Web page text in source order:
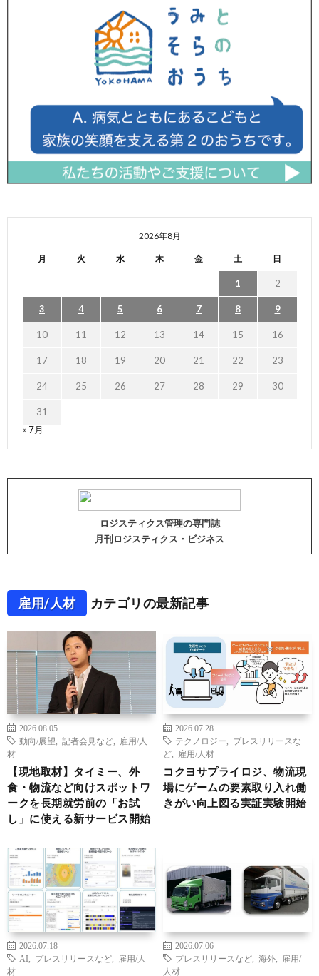
2026年8月
月 火 水 木 金 土 日
1 2
3 4 5 6 7 8 9
10 11 12 13 14 15 16
17 18 19 20 21 22 23
24 25 26 27 28 29 30
31
« 7月
ロジスティクス管理の専門誌
月刊ロジスティクス・ビジネス
雇用/人材 カテゴリの最新記事
2026.08.05
動向/展望
記者会見など
雇用/人
材
【現地取材】タイミー、外
食・物流など向けスポットワ
ークを長期就労前の「お試
し」に使える新サービス開始
2026.07.28
テクノロジー
プレスリリースな
ど
雇用/人材
コクヨサプライロジ、物流現
場にゲームの要素取り入れ働
きがい向上図る実証実験開始
2026.07.18
AI
プレスリリースなど
雇用/人
材
2026.07.06
プレスリリースなど
海外
雇用/
人材